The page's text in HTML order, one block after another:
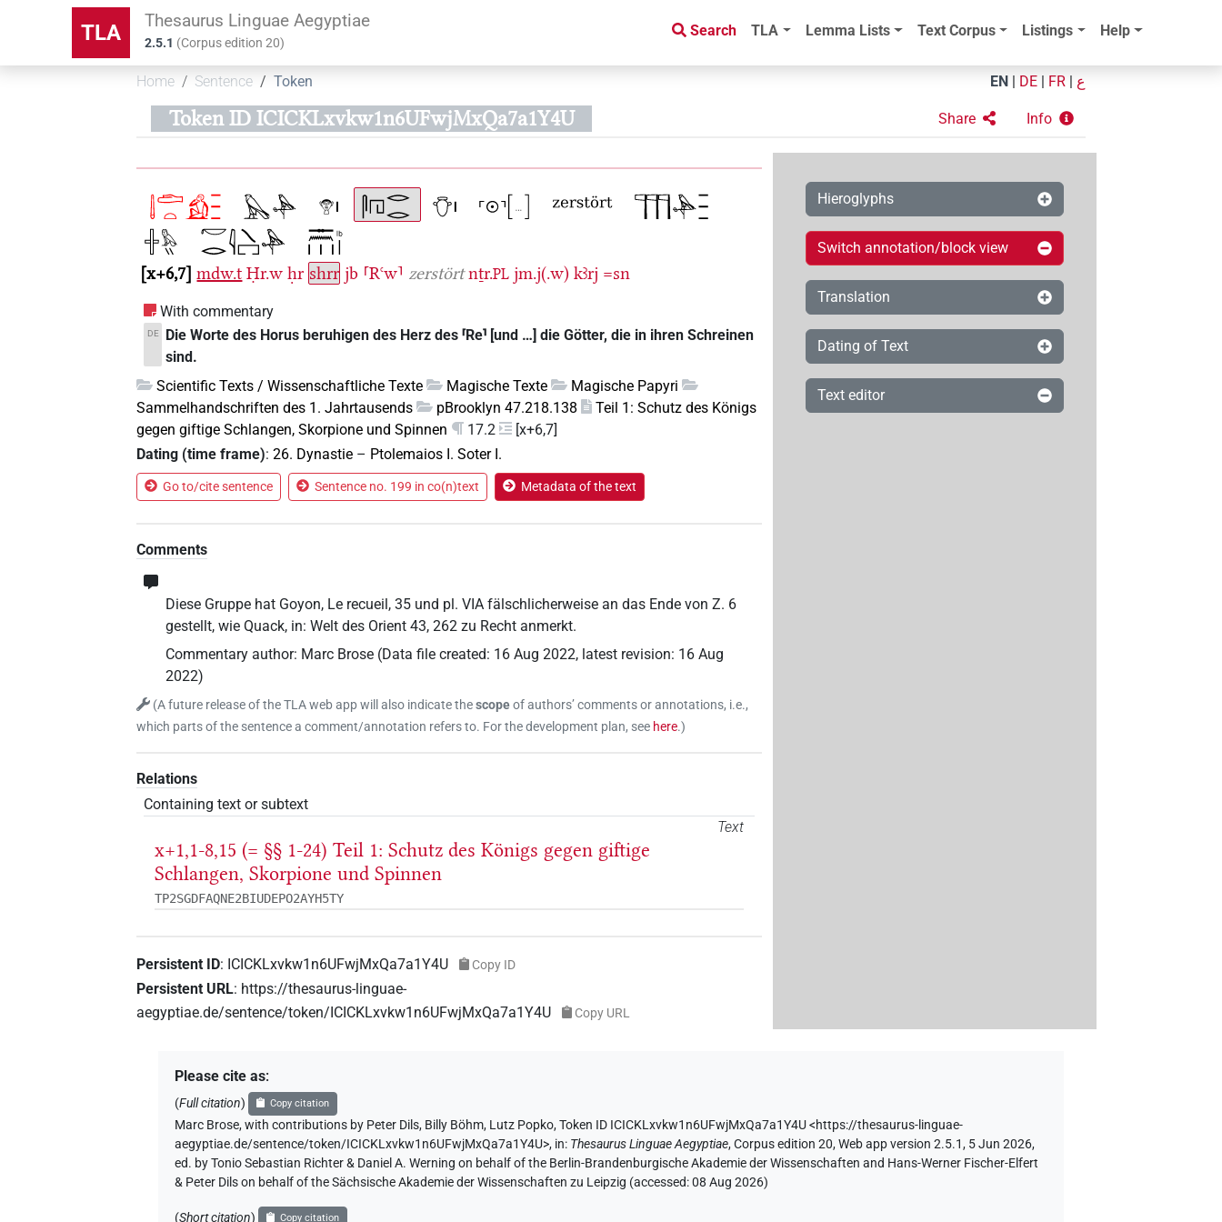
TLA Thesaurus Linguae Aegyptiae
2.5.1 (Corpus edition20)
Search TLA Lemma Lists Text Corpus Listings Help
Home Sentence Token EN DE FR ع
Token ID ICICKLxvkw1n6UFwjMxQa7a1Y4U Share Info
x+6,7 mdw.t Ḥr.w ḥr shrr jb ⸢Rꜥw⸣ zerstört nṯr.PL jm.j(.w) kꜣrj =sn
With commentary
DE
Die Worte des Horus beruhigen des Herz des ⸢Re⸣ [und …] die Götter, die in ihren Schreinen
sind.
Scientific Texts / Wissenschaftliche Texte
Magische Texte
Magische Papyri
Sammelhandschriften des 1. Jahrtausends
pBrooklyn 47.218.138
Teil 1: Schutz des Königs
gegen giftige Schlangen, Skorpione und Spinnen
17.2
[x+6,7]
Dating (time frame):26. Dynastie – Ptolemaios I. Soter I.
Go to/cite sentence Sentence no. 199 in co(n)text Metadata of the text
Comments
Diese Gruppe hat Goyon, Le recueil, 35 und pl. VIA fälschlicherweise an das Ende von Z. 6
gestellt, wie Quack, in: Welt des Orient 43, 262 zu Recht anmerkt.
Commentary author: Marc Brose (Data file created: 16 Aug 2022, latest revision: 16 Aug
2022)
(A future release of the TLA web app will also indicate thescopeof authors’ comments or annotations, i.e.,
which parts of the sentence a comment/annotation refers to. For the development plan, see here.)
Relations
Containing text or subtext
Text
x+1,1-8,15 (= §§ 1-24) Teil 1: Schutz des Königs gegen giftige
Schlangen, Skorpione und Spinnen
TP2SGDFAQNE2BIUDEPO2AYH5TY
Persistent ID: ICICKLxvkw1n6UFwjMxQa7a1Y4U Copy ID
Persistent URL: https://thesaurus-linguae-
aegyptiae.de/sentence/token/ICICKLxvkw1n6UFwjMxQa7a1Y4U
Copy URL
Hieroglyphs
Switch annotation/block view
Translation
Dating of Text
Text editor
Please cite as:
(Full citation) Copy citation
Marc Brose,with contributions by Peter Dils, Billy Böhm, Lutz Popko,Token ID ICICKLxvkw1n6UFwjMxQa7a1Y4U <https://thesaurus-linguae-
aegyptiae.de/sentence/token/ICICKLxvkw1n6UFwjMxQa7a1Y4U>, in: Thesaurus Linguae Aegyptiae,Corpus edition 20, Web app version 2.5.1, 5 Jun 2026,
ed. by Tonio Sebastian Richter & Daniel A. Werning on behalf of the Berlin-Brandenburgische Akademie der Wissenschaften and Hans-Werner Fischer-Elfert
& Peter Dils on behalf of the Sächsische Akademie der Wissenschaften zu Leipzig (accessed:08 Aug 2026)
(Short citation) Copy citation